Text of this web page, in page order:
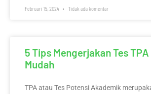
Februari 15, 2024 Tidak ada komentar
5 Tips Mengerjakan Tes
Mudah
TPA atau Tes Potensi Akademik